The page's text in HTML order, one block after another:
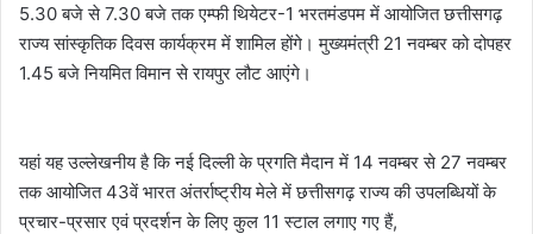
5.30 बजे से 7.30 बजे तक एम्फी थियेटर-1 भरतमंडपम में आयोजित छत्तीसगढ़
राज्य सांस्कृतिक दिवस कार्यक्रम में शामिल होंगे। मुख्यमंत्री 21 नवम्बर को दोपहर
1.45 बजे नियमित विमान से रायपुर लौट आएंगे।
यहां यह उल्लेखनीय है कि नई दिल्ली के प्रगति मैदान में 14 नवम्बर से 27 नवम्बर
तक आयोजित 43वें भारत अंतर्राष्ट्रीय मेले में छत्तीसगढ़ राज्य की उपलब्धियों के
प्रचार-प्रसार एवं प्रदर्शन के लिए कुल 11 स्टाल लगाए गए हैं,